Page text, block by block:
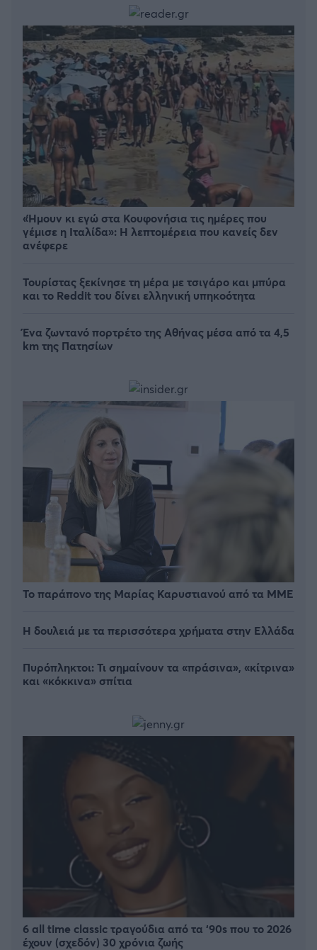
«Ήμουν κι εγώ στα Κουφονήσια τις ημέρες που
γέμισε η Ιταλίδα»: Η λεπτομέρεια που κανείς δεν
ανέφερε
Τουρίστας ξεκίνησε τη μέρα με τσιγάρο και μπύρα
και το Reddit του δίνει ελληνική υπηκοότητα
Ένα ζωντανό πορτρέτο της Αθήνας μέσα από τα 4,5
km της Πατησίων
Το παράπονο της Μαρίας Καρυστιανού από τα ΜΜΕ
Η δουλειά με τα περισσότερα χρήματα στην Ελλάδα
Πυρόπληκτοι: Τι σημαίνουν τα «πράσινα», «κίτρινα»
και «κόκκινα» σπίτια
6 all time classic τραγούδια από τα ‘90s που το 2026
έχουν (σχεδόν) 30 χρόνια ζωής